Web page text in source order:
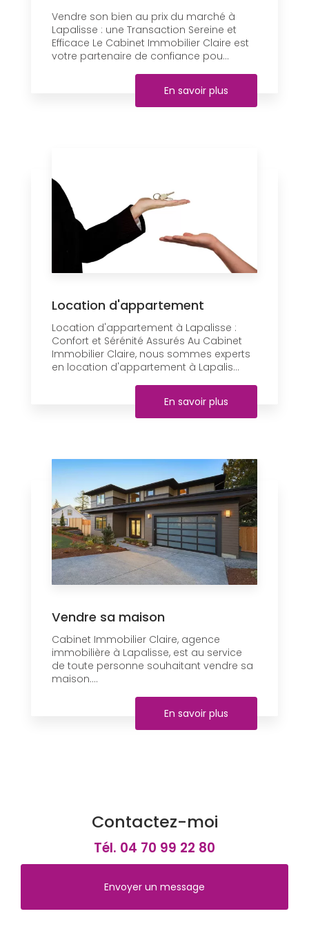
Vendre son bien au prix du marché à
Lapalisse : une Transaction Sereine et
Efficace Le Cabinet Immobilier Claire est
votre partenaire de confiance pou...
En savoir plus
Location d'appartement
Location d'appartement à Lapalisse :
Confort et Sérénité Assurés Au Cabinet
Immobilier Claire, nous sommes experts
en location d'appartement à Lapalis...
En savoir plus
Vendre sa maison
Cabinet Immobilier Claire, agence
immobilière à Lapalisse, est au service
de toute personne souhaitant vendre sa
maison....
En savoir plus
Contactez-moi
Tél. 04 70 99 22 80
Envoyer un message